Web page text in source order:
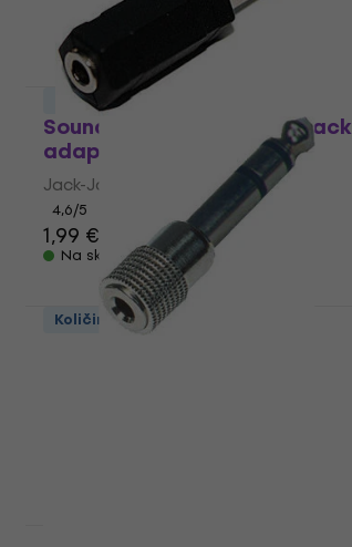
Soundking CC 309 Jack-Jack
adapter
Jack-Jack adapter
4,6/5
1,99 €
Na skladištu
Količinski popust
Količinski popust